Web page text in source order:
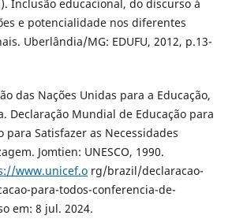
Inclusão educacional, do discurso à
e potencialidade nos diferentes
Uberlândia/MG: EDUFU, 2012, p.13-
das Nações Unidas para a Educação,
Declaração Mundial de Educação para
para Satisfazer as Necessidades
Jomtien: UNESCO, 1990.
www.unicef.org/brazil/declaracao-
para-todos-conferencia-de-
em: 8 jul. 2024.